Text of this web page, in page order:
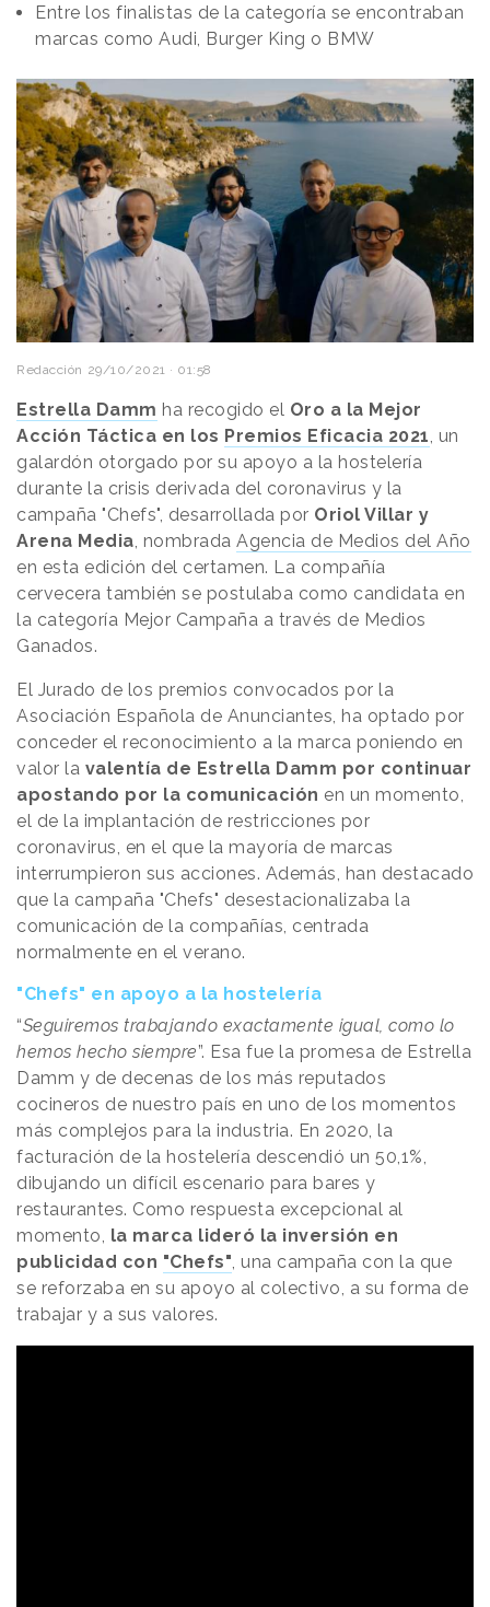
Entre los finalistas de la categoría se encontraban
marcas como Audi, Burger King o BMW
Redacción 29/10/2021 · 01:58
Estrella Damm ha recogido el Oro a la Mejor
Acción Táctica en los Premios Eficacia 2021 , un
galardón otorgado por su apoyo a la hostelería
durante la crisis derivada del coronavirus y la
campaña "Chefs", desarrollada por Oriol Villar y
Arena Media , nombrada Agencia de Medios del Año
en esta edición del certamen. La compañía
cervecera también se postulaba como candidata en
la categoría Mejor Campaña a través de Medios
Ganados.
El Jurado de los premios convocados por la
Asociación Española de Anunciantes, ha optado por
conceder el reconocimiento a la marca poniendo en
valor la valentía de Estrella Damm por continuar
apostando por la comunicación en un momento,
el de la implantación de restricciones por
coronavirus, en el que la mayoría de marcas
interrumpieron sus acciones. Además, han destacado
que la campaña "Chefs" desestacionalizaba la
comunicación de la compañías, centrada
normalmente en el verano.
"Chefs" en apoyo a la hostelería
“Seguiremos trabajando exactamente igual, como lo
hemos hecho siempre”. Esa fue la promesa de Estrella
Damm y de decenas de los más reputados
cocineros de nuestro país en uno de los momentos
más complejos para la industria. En 2020, la
facturación de la hostelería descendió un 50,1%,
dibujando un difícil escenario para bares y
restaurantes. Como respuesta excepcional al
momento, la marca lideró la inversión en
publicidad con "Chefs" , una campaña con la que
se reforzaba en su apoyo al colectivo, a su forma de
trabajar y a sus valores.